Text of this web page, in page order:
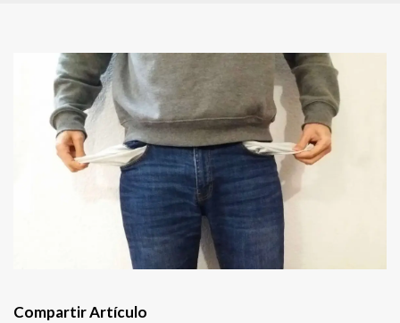
Compartir Artículo